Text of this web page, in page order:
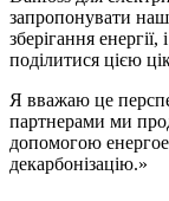
запропонувати
зберігання
поділитися цією
Я вважаю це
партнерами ми
допомогою
декарбонізацію.»